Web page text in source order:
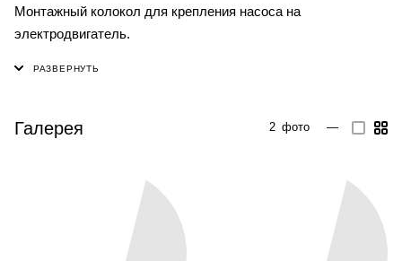
Монтажный колокол для крепления насоса на
электродвигатель.
Галерея 2 фото —